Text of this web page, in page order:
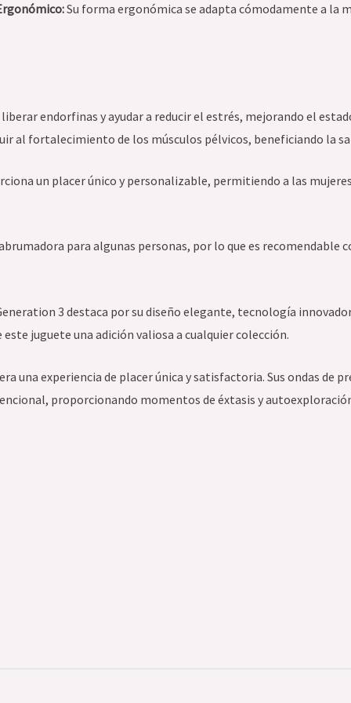
Su forma ergonómica se adapta cómodamente a la
endorfinas y ayudar a reducir el estrés, mejorando el
al fortalecimiento de los músculos pélvicos, beneficiando la
un placer único y personalizable, permitiendo a las
para algunas personas, por lo que es recomendable
3 destaca por su diseño elegante, tecnología
juguete una adición valiosa a cualquier colección.
una experiencia de placer única y satisfactoria. Sus ondas de
proporcionando momentos de éxtasis y